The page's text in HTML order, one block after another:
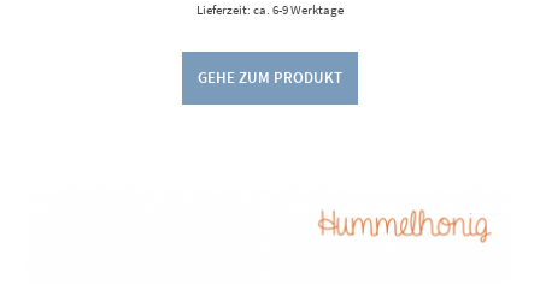
Lieferzeit: ca. 6-9 Werktage
GEHE ZUM PRODUKT